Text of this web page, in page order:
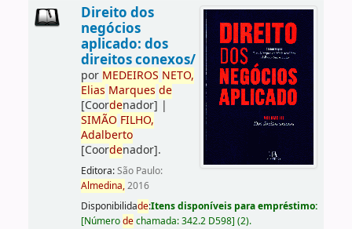
Direito dos
negócios
aplicado: dos
direitos conexos/
por MEDEIROS NETO,
Elias Marques de
[Coordenador] |
SIMÃO FILHO,
Adalberto
[Coordenador].
Editora:São Paulo:
Almedina,2016
Disponibilidade:Itens disponíveis para empréstimo:
[Númerodechamada:342.2 D598] (2).